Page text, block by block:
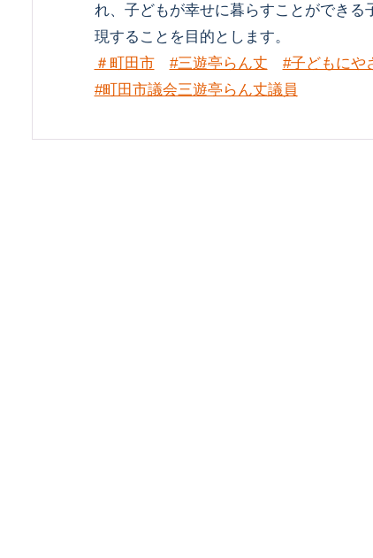
れ、子どもが幸せに暮らすことができる
現することを目的とします。
＃町田市
#三遊亭らん丈 #子どもにや
#町田市議会三遊亭らん丈議員